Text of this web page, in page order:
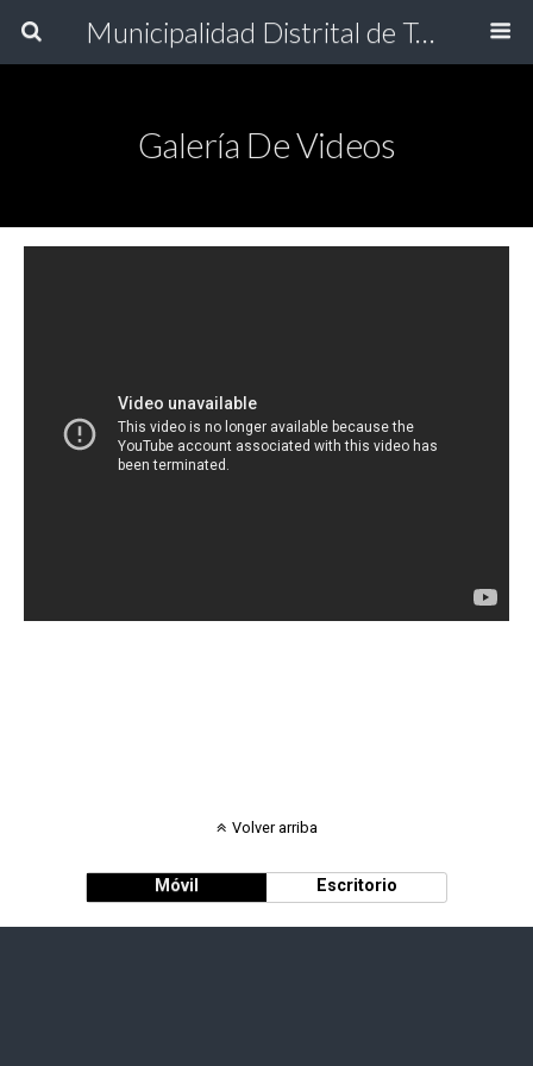
Municipalidad Distrital de Torata
Galería De Videos
Volver arriba
Móvil Escritorio